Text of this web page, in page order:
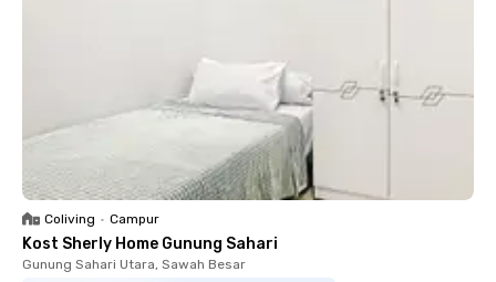
Coliving • Campur
Kost Sherly Home Gunung Sahari
Gunung Sahari Utara, Sawah Besar